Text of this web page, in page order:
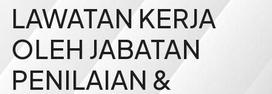
LAWATAN KERJA
OLEH JABATAN
PENILAIAN &